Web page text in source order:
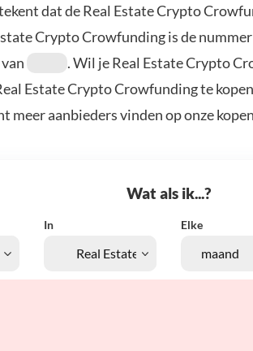
dat de Real Estate Crypto
Crypto Crowfunding is de nummer
. Wil je Real Estate Crypto
Estate Crypto Crowfunding te
meer aanbieders vinden op onze
Wat als ik...?
In Elke